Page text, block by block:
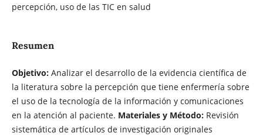
percepción, uso de las TIC en salud
Resumen
Objetivo: Analizar el desarrollo de la evidencia científica de
la literatura sobre la percepción que tiene enfermería sobre
el uso de la tecnología de la información y comunicaciones
en la atención al paciente. Materiales y Método: Revisión
sistemática de artículos de investigación originales